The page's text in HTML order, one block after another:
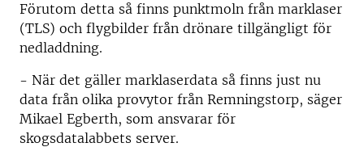
Förutom detta så finns punktmoln från marklaser
(TLS) och flygbilder från drönare tillgängligt för
nedladdning.
- När det gäller marklaserdata så finns just nu
data från olika provytor från Remningstorp, säger
Mikael Egberth, som ansvarar för
skogsdatalabbets server.